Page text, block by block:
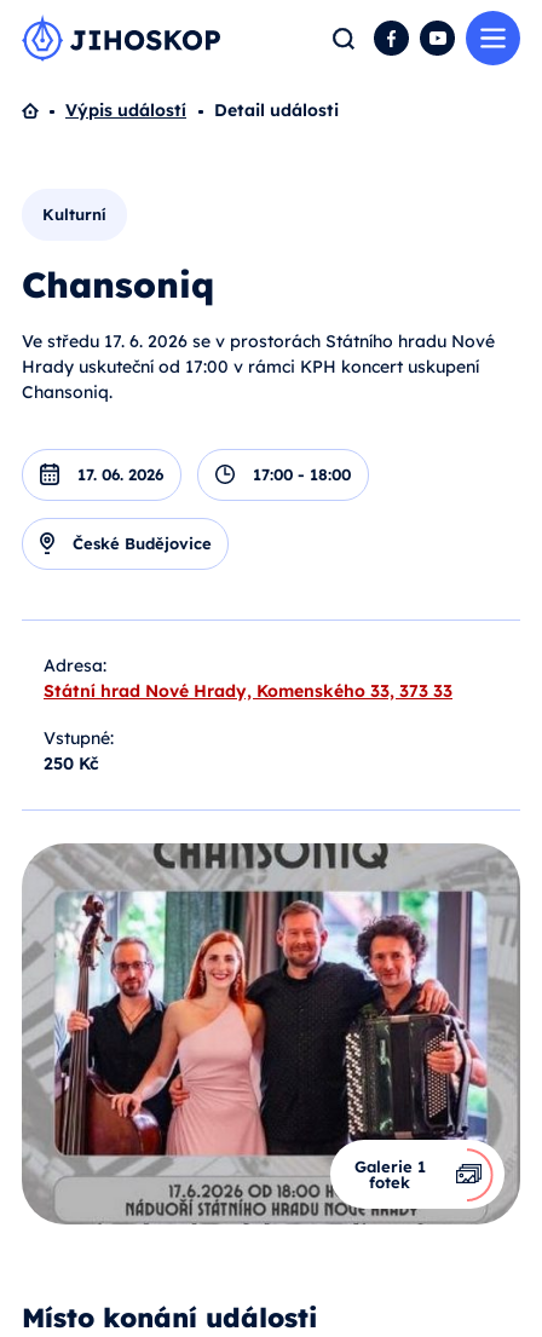
Hledat FacebookYouTube
Domů
Výpis událostí Detail události
Kulturní
Chansoniq
Ve středu 17. 6. 2026 se v prostorách Státního hradu Nové
Hrady uskuteční od 17:00 v rámci KPH koncert uskupení
Chansoniq.
17. 06. 2026 17:00 - 18:00
České Budějovice
Adresa:
Státní hrad Nové Hrady, Komenského 33, 373 33
Vstupné:
250 Kč
Galerie 1
fotek
Místo konání události